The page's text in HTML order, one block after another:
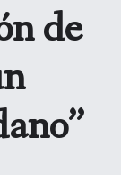
de